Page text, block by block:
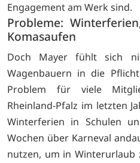
Engagement am Werk sind.
Probleme:
Komasaufen
Doch Mayer fühlt sich
Wagenbauern in die
Problem für viele
Rheinland-Pfalz im letzten
Winterferien in Schulen
Wochen über Karneval
nutzen, um in